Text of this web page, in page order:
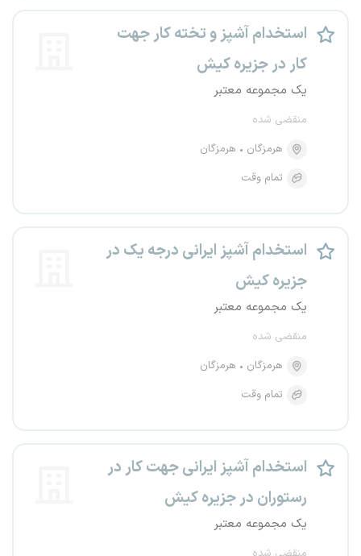
استخدام آشپز و تخته کار جهت
کار در جزیره کیش
یک مجموعه معتبر
منقضی شده
هرمزگان
هرمزگان
تمام وقت
استخدام آشپز ایرانی درجه یک در
جزیره کیش
یک مجموعه معتبر
منقضی شده
هرمزگان
هرمزگان
تمام وقت
استخدام آشپز ایرانی جهت کار در
رستوران در جزیره کیش
یک مجموعه معتبر